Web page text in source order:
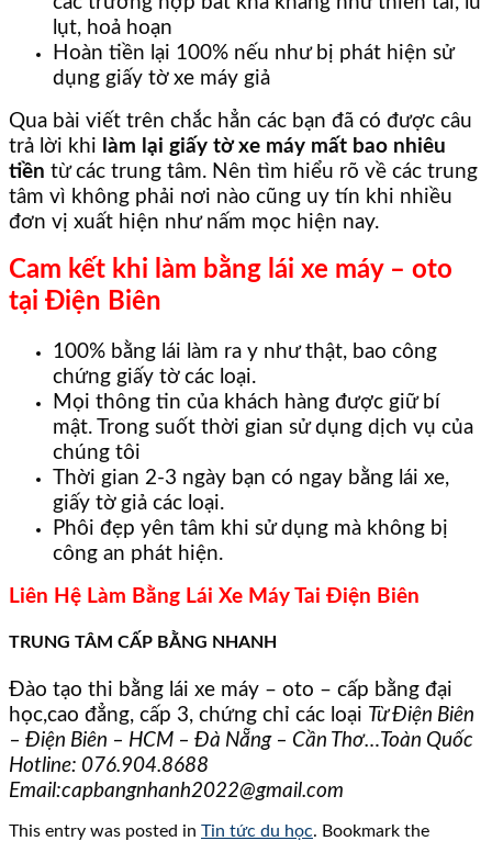
lụt, hoả hoạn
Hoàn tiền lại 100% nếu như bị phát hiện sử
dụng giấy tờ xe máy giả
Qua bài viết trên chắc hẳn các bạn đã có được câu
trả lời khi làm lại giấy tờ xe máy mất bao nhiêu
tiền từ các trung tâm. Nên tìm hiểu rõ về các trung
tâm vì không phải nơi nào cũng uy tín khi nhiều
đơn vị xuất hiện như nấm mọc hiện nay.
Cam kết khi làm bằng lái xe máy – oto
tại Điện Biên
100% bằng lái làm ra y như thật, bao công
chứng giấy tờ các loại.
Mọi thông tin của khách hàng được giữ bí
mật. Trong suốt thời gian sử dụng dịch vụ của
chúng tôi
Thời gian 2-3 ngày bạn có ngay bằng lái xe,
giấy tờ giả các loại.
Phôi đẹp yên tâm khi sử dụng mà không bị
công an phát hiện.
Liên Hệ Làm Bằng Lái Xe Máy Tai Điện Biên
TRUNG TÂM CẤP BẰNG NHANH
Đào tạo thi bằng lái xe máy – oto – cấp bằng đại
học,cao đẳng, cấp 3, chứng chỉ các loại Từ Điện Biên
– Điện Biên – HCM – Đà Nẵng – Cần Thơ…Toàn Quốc
Hotline: 076.904.8688
Email:capbangnhanh2022@gmail.com
This entry was posted in Tin tức du học. Bookmark the